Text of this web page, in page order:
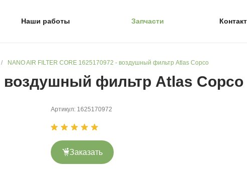
Наши работы Запчасти
/ NANO AIR FILTER CORE 1625170972 - воздушный фильтр Atlas Copco
воздушный фильтр Atlas Copco
Артикул: 1625170972
Заказать